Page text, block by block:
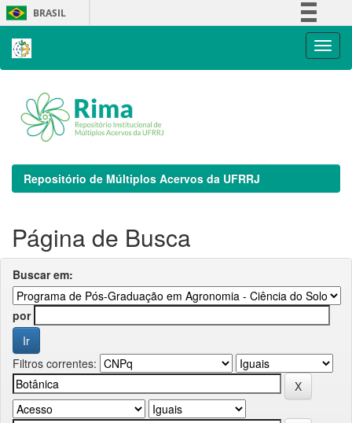
Skip
navigation
BRASIL
Repositório de Múltiplos Acervos da UFRRJ
Página de Busca
Buscar em:
por
Filtros correntes: